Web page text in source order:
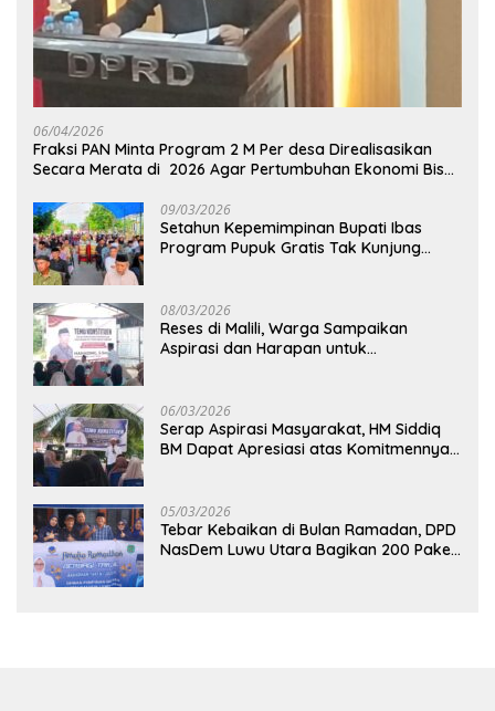
06/04/2026
Fraksi PAN Minta Program 2 M Per desa Direalisasikan
Secara Merata di 2026 Agar Pertumbuhan Ekonomi Bisa
09/03/2026
Setahun Kepemimpinan Bupati Ibas
Program Pupuk Gratis Tak Kunjung
08/03/2026
Reses di Malili, Warga Sampaikan
Aspirasi dan Harapan untuk
06/03/2026
Serap Aspirasi Masyarakat, HM Siddiq
BM Dapat Apresiasi atas Komitmennya
05/03/2026
Tebar Kebaikan di Bulan Ramadan, DPD
NasDem Luwu Utara Bagikan 200 Paket